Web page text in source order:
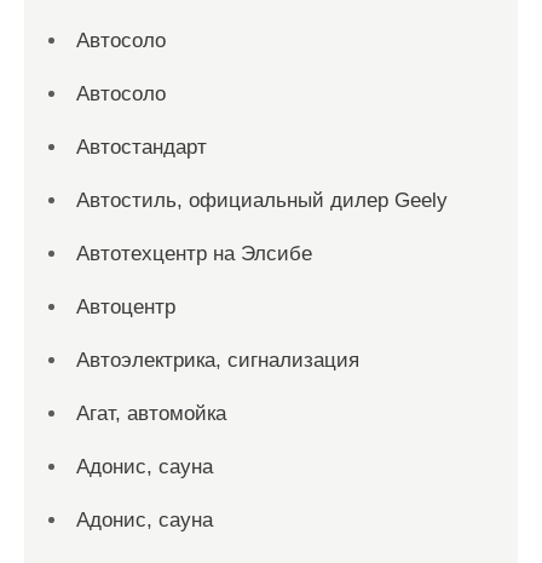
Автосоло
Автосоло
Автостандарт
Автостиль, официальный дилер Geely
Автотехцентр на Элсибе
Автоцентр
Автоэлектрика, сигнализация
Агат, автомойка
Адонис, сауна
Адонис, сауна